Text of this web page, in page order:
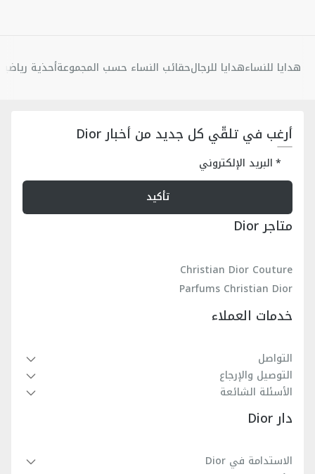
هدايا للنساءهدايا للرجالحقائب النساء حسب المجموعةأحذية
أرغب في تلقّي كل جديد من أخبار Dior
البريد الإلكتروني
تأكيد
متاجر Dior
Christian Dior Couture
Parfums Christian Dior
خدمات العملاء
التواصل
التوصيل والإرجاع
الأسئلة الشائعة
دار Dior
الاستدامة في Dior